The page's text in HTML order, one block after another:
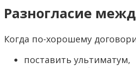
Разногласие
Когда по-хорошему
поставить ультиматум,